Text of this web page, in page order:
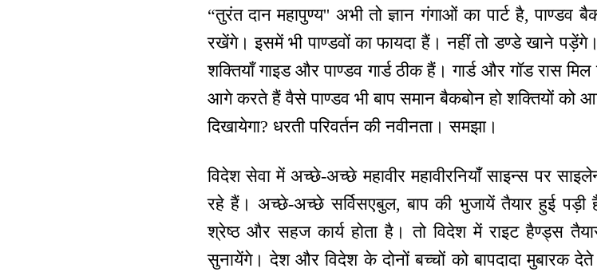
“तुरंत दान महापुण्य'' अभी तो ज्ञान गंगाओं का पार्ट है, पाण्डव
रखेंगे। इसमें भी पाण्डवों का फायदा हैं। नहीं तो डण्डे खाने
शक्तियाँ गाइड और पाण्डव गार्ड ठीक हैं। गार्ड और गॉड रास
आगे करते हैं वैसे पाण्डव भी बाप समान बैकबोन हो शक्तियों को
दिखायेगा? धरती परिवर्तन की नवीनता। समझा।
विदेश सेवा में अच्छे-अच्छे महावीर महावीरनियाँ साइन्स पर
रहे हैं। अच्छे-अच्छे सर्विसएबुल, बाप की भुजायें तैयार हुई पड़ी
श्रेष्ठ और सहज कार्य होता है। तो विदेश में राइट हैण्ड्स
सुनायेंगे। देश और विदेश के दोनों बच्चों को बापदादा मुबारक